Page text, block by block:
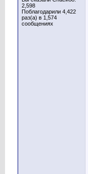
2,598
Поблагодарили 4,422
раз(а) в 1,574
сообщениях